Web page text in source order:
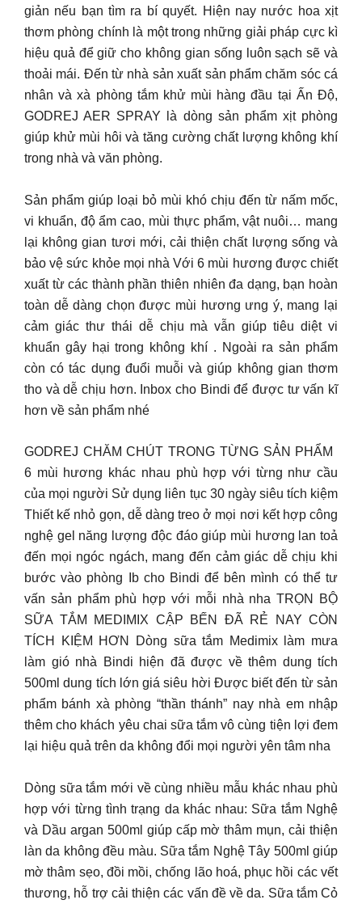
giản nếu bạn tìm ra bí quyết. Hiện nay nước hoa xịt
thơm phòng chính là một trong những giải pháp cực kì
hiệu quả để giữ cho không gian sống luôn sạch sẽ và
thoải mái. Đến từ nhà sản xuất sản phẩm chăm sóc cá
nhân và xà phòng tắm khử mùi hàng đầu tại Ấn Độ,
GODREJ AER SPRAY là dòng sản phẩm xịt phòng
giúp khử mùi hôi và tăng cường chất lượng không khí
trong nhà và văn phòng.
Sản phẩm giúp loại bỏ mùi khó chịu đến từ nấm mốc,
vi khuẩn, độ ẩm cao, mùi thực phẩm, vật nuôi… mang
lại không gian tươi mới, cải thiện chất lượng sống và
bảo vệ sức khỏe mọi nhà Với 6 mùi hương được chiết
xuất từ các thành phần thiên nhiên đa dạng, bạn hoàn
toàn dễ dàng chọn được mùi hương ưng ý, mang lại
cảm giác thư thái dễ chịu mà vẫn giúp tiêu diệt vi
khuẩn gây hại trong không khí . Ngoài ra sản phẩm
còn có tác dụng đuổi muỗi và giúp không gian thơm
tho và dễ chịu hơn. Inbox cho Bindi để được tư vấn kĩ
hơn về sản phẩm nhé
GODREJ CHĂM CHÚT TRONG TỪNG SẢN PHẨM
6 mùi hương khác nhau phù hợp với từng như cầu
của mọi người Sử dụng liên tục 30 ngày siêu tích kiệm
Thiết kế nhỏ gọn, dễ dàng treo ở mọi nơi kết hợp công
nghệ gel năng lượng độc đáo giúp mùi hương lan toả
đến mọi ngóc ngách, mang đến cảm giác dễ chịu khi
bước vào phòng Ib cho Bindi để bên mình có thể tư
vấn sản phẩm phù hợp với mỗi nhà nha TRỌN BỘ
SỮA TẮM MEDIMIX CẬP BẾN ĐÃ RẺ NAY CÒN
TÍCH KIỆM HƠN Dòng sữa tắm Medimix làm mưa
làm gió nhà Bindi hiện đã được về thêm dung tích
500ml dung tích lớn giá siêu hời Được biết đến từ sản
phẩm bánh xà phòng “thần thánh” nay nhà em nhập
thêm cho khách yêu chai sữa tắm vô cùng tiện lợi đem
lại hiệu quả trên da không đổi mọi người yên tâm nha
Dòng sữa tắm mới về cùng nhiều mẫu khác nhau phù
hợp với từng tình trạng da khác nhau: Sữa tắm Nghệ
và Dầu argan 500ml giúp cấp mờ thâm mụn, cải thiện
làn da không đều màu. Sữa tắm Nghệ Tây 500ml giúp
mờ thâm sẹo, đồi mồi, chống lão hoá, phục hồi các vết
thương, hỗ trợ cải thiện các vấn đề về da. Sữa tắm Cỏ